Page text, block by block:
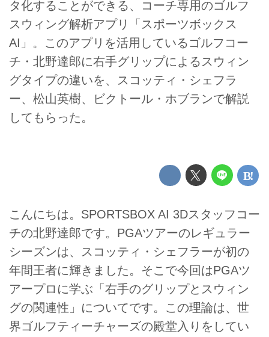
タ化することができる、コーチ専用のゴルフ
スウィング解析アプリ「スポーツボックス
AI」。このアプリを活用しているゴルフコー
チ・北野達郎に右手グリップによるスウィン
グタイプの違いを、スコッティ・シェフラ
ー、松山英樹、ビクトール・ホブランで解説
してもらった。
こんにちは。SPORTSBOX AI 3Dスタッフコー
チの北野達郎です。PGAツアーのレギュラー
シーズンは、スコッティ・シェフラーが初の
年間王者に輝きました。そこで今回はPGAツ
アープロに学ぶ「右手のグリップとスウィン
グの関連性」についてです。この理論は、世
界ゴルフティーチャーズの殿堂入りをしてい